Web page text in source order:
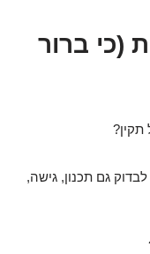
(כי ברור
גם תכנון, גישה,